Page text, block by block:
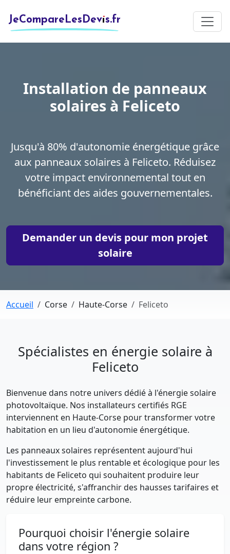
JeCompareLesDevis.fr
Installation de panneaux
solaires à Feliceto
Jusqu'à 80% d'autonomie énergétique grâce
aux panneaux solaires à Feliceto. Réduisez
votre impact environnemental tout en
bénéficiant des aides gouvernementales.
Demander un devis pour mon projet
solaire
Accueil Corse Haute-Corse Feliceto
Spécialistes en énergie solaire à
Feliceto
Bienvenue dans notre univers dédié à l'énergie solaire
photovoltaïque. Nos installateurs certifiés RGE
interviennent en Haute-Corse pour transformer votre
habitation en un lieu d'autonomie énergétique.
Les panneaux solaires représentent aujourd'hui
l'investissement le plus rentable et écologique pour les
habitants de Feliceto qui souhaitent produire leur
propre électricité, s'affranchir des hausses tarifaires et
réduire leur empreinte carbone.
Pourquoi choisir l'énergie solaire
dans votre région ?